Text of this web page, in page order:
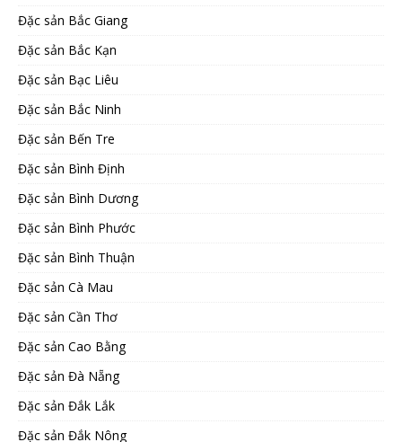
Đặc sản Bắc Giang
Đặc sản Bắc Kạn
Đặc sản Bạc Liêu
Đặc sản Bắc Ninh
Đặc sản Bến Tre
Đặc sản Bình Định
Đặc sản Bình Dương
Đặc sản Bình Phước
Đặc sản Bình Thuận
Đặc sản Cà Mau
Đặc sản Cần Thơ
Đặc sản Cao Bằng
Đặc sản Đà Nẵng
Đặc sản Đắk Lắk
Đặc sản Đắk Nông